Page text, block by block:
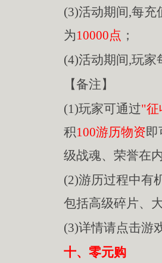
(3)活动期间,每充
为10000点 ；
(4)活动期间,玩家
【备注】
(1)玩家可通过"征
积100游历物资即
级战魂、荣誉在
(2)游历过程中有
包括高级碎片、
(3)详情请点击游
十、零元购